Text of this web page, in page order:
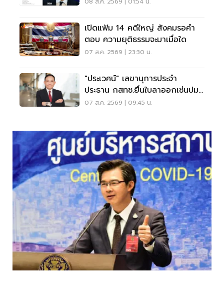
เปิดแฟ้ม 14 คดีใหญ่ สังคมรอคำ
ตอบ ความยุติธรรมจะมาเมื่อใด
07 ส.ค. 2569 | 23:30 น.
"ประเวศน์" เลขานุการประจำ
ประธาน กสทช.ยื่นใบลาออกเซ่นปม
คุณสมบัตินพ.สรณ
07 ส.ค. 2569 | 09:45 น.